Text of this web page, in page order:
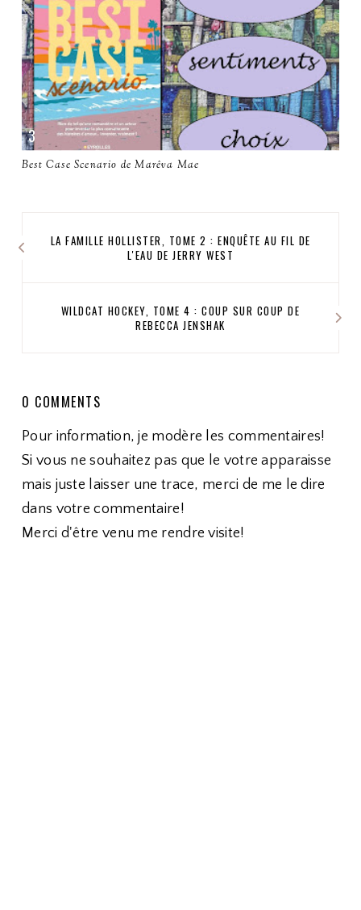
Best Case Scenario de Marêva Mae
LA FAMILLE HOLLISTER, TOME 2 : ENQUÊTE AU FIL DE
L'EAU DE JERRY WEST
WILDCAT HOCKEY, TOME 4 : COUP SUR COUP DE
REBECCA JENSHAK
0 COMMENTS
Pour information, je modère les commentaires!
Si vous ne souhaitez pas que le votre apparaisse
mais juste laisser une trace, merci de me le dire
dans votre commentaire!
Merci d'être venu me rendre visite!